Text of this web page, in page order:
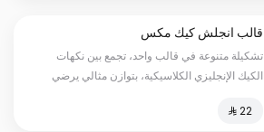
قالب انجلش كيك مكس
تشكيلة متنوعة في قالب واحد، تجمع بين نكهات
الكيك الإنجليزي الكلاسيكية، بتوازن مثالي يرضي
⁨⁦‪‬ 22⁩